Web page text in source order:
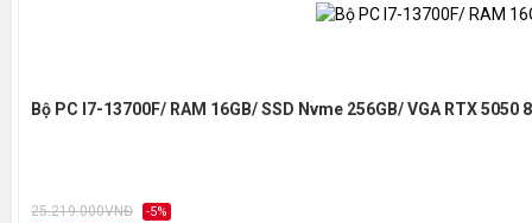
Bộ PC I7-13700F/ RAM 16GB/ SSD Nvme 256GB/ VGA RTX 5050
25.219.000VNĐ -5%